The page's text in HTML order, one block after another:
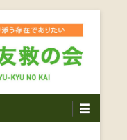
会｜地域
う存在で
発生直後から被災者の
ボランティア団体で